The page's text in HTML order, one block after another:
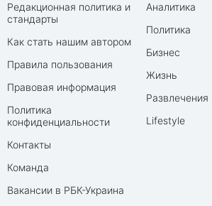
Редакционная политика и
стандарты
Как стать нашим автором
Правила пользования
Правовая информация
Политика
конфиденциальности
Контакты
Команда
Вакансии в РБК-Украина
Аналитика
Политика
Бизнес
Жизнь
Развлечения
Lifestyle